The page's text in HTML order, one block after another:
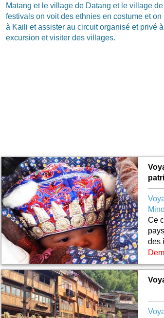
Matang et le village de Datang et le village
festivals on voit des ethnies en costume et
à Kaili et assister au circuit organisé et privé
excursion et visiter des villages.
Ce
des